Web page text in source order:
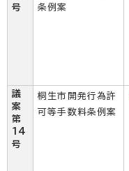
号
条例案
議
案
第
14
号
桐生市開発行為許
可等手数料条例案